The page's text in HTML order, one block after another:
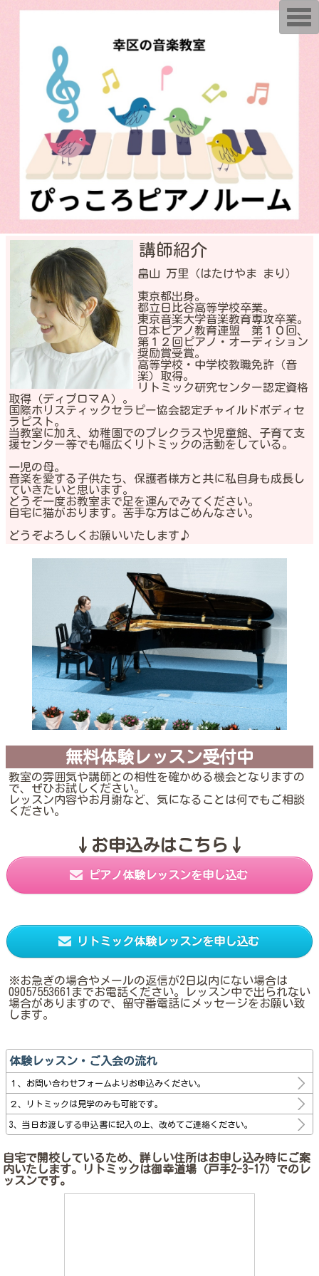
講師紹介
畠山 万里（はたけやま まり）
東京都出身。
都立日比谷高等学校卒業。
東京音楽大学音楽教育専攻卒業。
日本ピアノ教育連盟 第１０回、
第１２回ピアノ・オーディション
奨励賞受賞。
高等学校・中学校教職免許（音
楽）取得。
リトミック研究センター認定資格
取得（ディプロマＡ）。
国際ホリスティックセラピー協会認定チャイルドボディセ
ラピスト。
当教室に加え、幼稚園でのプレクラスや児童館、子育て支
援センター等でも幅広くリトミックの活動をしている。
一児の母。
音楽を愛する子供たち、保護者様方と共に私自身も成長し
ていきたいと思います。
どうぞ一度お教室まで足を運んでみてください。
自宅に猫がおります。苦手な方はごめんなさい。
どうぞよろしくお願いいたします♪
無料体験レッスン受付中
教室の雰囲気や講師との相性を確かめる機会となりますの
で、ぜひお試しください。
レッスン内容やお月謝など、気になることは何でもご相談
ください。
↓お申込みはこちら↓
ピアノ体験レッスンを申し込む
リトミック体験レッスンを申し込む
※お急ぎの場合やメールの返信が2日以内にない場合は
09057553661までお電話ください。レッスン中で出られない
場合がありますので、留守番電話にメッセージをお願い致
します。
体験レッスン・ご入会の流れ
１、お問い合わせフォームよりお申込みください。
２、リトミックは見学のみも可能です。
3、当日お渡しする申込書に記入の上、改めてご連絡ください。
自宅で開校しているため、詳しい住所はお申し込み時にご案
内いたします。リトミックは御幸道場（戸手2-3-17）でのレ
ッスンです。
T
o
g